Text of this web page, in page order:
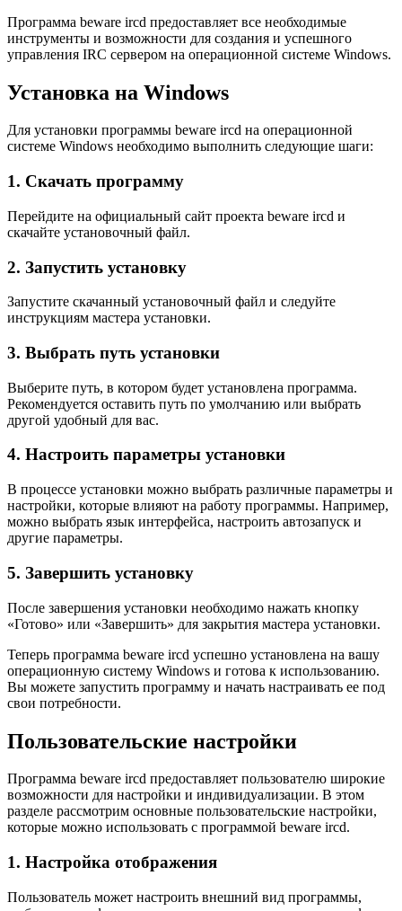
Программа beware ircd предоставляет все необходимые
инструменты и возможности для создания и успешного
управления IRC сервером на операционной системе Windows.
Установка на Windows
Для установки программы beware ircd на операционной
системе Windows необходимо выполнить следующие шаги:
1. Скачать программу
Перейдите на официальный сайт проекта beware ircd и
скачайте установочный файл.
2. Запустить установку
Запустите скачанный установочный файл и следуйте
инструкциям мастера установки.
3. Выбрать путь установки
Выберите путь, в котором будет установлена программа.
Рекомендуется оставить путь по умолчанию или выбрать
другой удобный для вас.
4. Настроить параметры установки
В процессе установки можно выбрать различные параметры и
настройки, которые влияют на работу программы. Например,
можно выбрать язык интерфейса, настроить автозапуск и
другие параметры.
5. Завершить установку
После завершения установки необходимо нажать кнопку
«Готово» или «Завершить» для закрытия мастера установки.
Теперь программа beware ircd успешно установлена на вашу
операционную систему Windows и готова к использованию.
Вы можете запустить программу и начать настраивать ее под
свои потребности.
Пользовательские настройки
Программа beware ircd предоставляет пользователю широкие
возможности для настройки и индивидуализации. В этом
разделе рассмотрим основные пользовательские настройки,
которые можно использовать с программой beware ircd.
1. Настройка отображения
Пользователь может настроить внешний вид программы,